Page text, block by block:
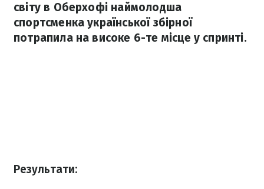
світу в Оберхофі наймолодша
спортсменка української збірної
потрапила на високе 6-те місце у спринті.
Результати: